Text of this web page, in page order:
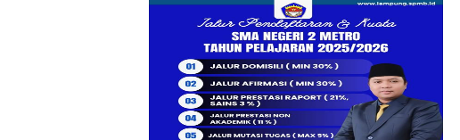
Tes Kompetisi Akademik Sekolah (TKAS)